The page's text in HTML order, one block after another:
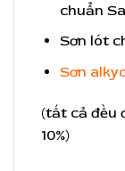
chuẩn
Sơn lót
Sơn
(tất cả đều
10%)